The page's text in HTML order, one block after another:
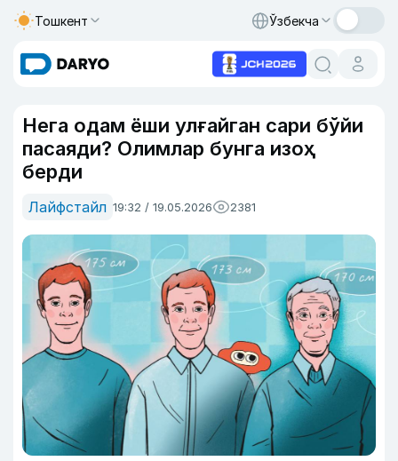
Тошкент Ўзбекча
Нега одам ёши улғайган сари бўйи
пасаяди? Олимлар бунга изоҳ
берди
Лайфстайл 19:32 / 19.05.2026 2381